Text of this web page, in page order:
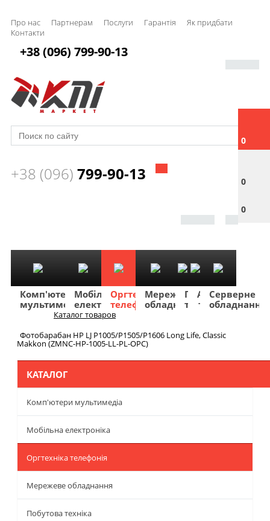
Про нас Партнерам Послуги Гарантія
Як придбати
Контакти
0
0
0
+38 (096) 799-90-13
+38 (096) 799-90-13
Комп'ютери
мультимедіа
Мобільна
електроніка
Оргтехніка
телефонія
Мережеве
обладнання
Побутова
техніка
TV
та
Фото
та
Авто
та
Серверне
обладнання
Каталог товаров
Фотобарабан HP LJ P1005/P1505/P1606 Long Life, Classic
Makkon (ZMNC-HP-1005-LL-PL-OPC)
КАТАЛОГ
Комп'ютери мультимедіа
Мобільна електроніка
Оргтехніка телефонія
Мережеве обладнання
Побутова техніка